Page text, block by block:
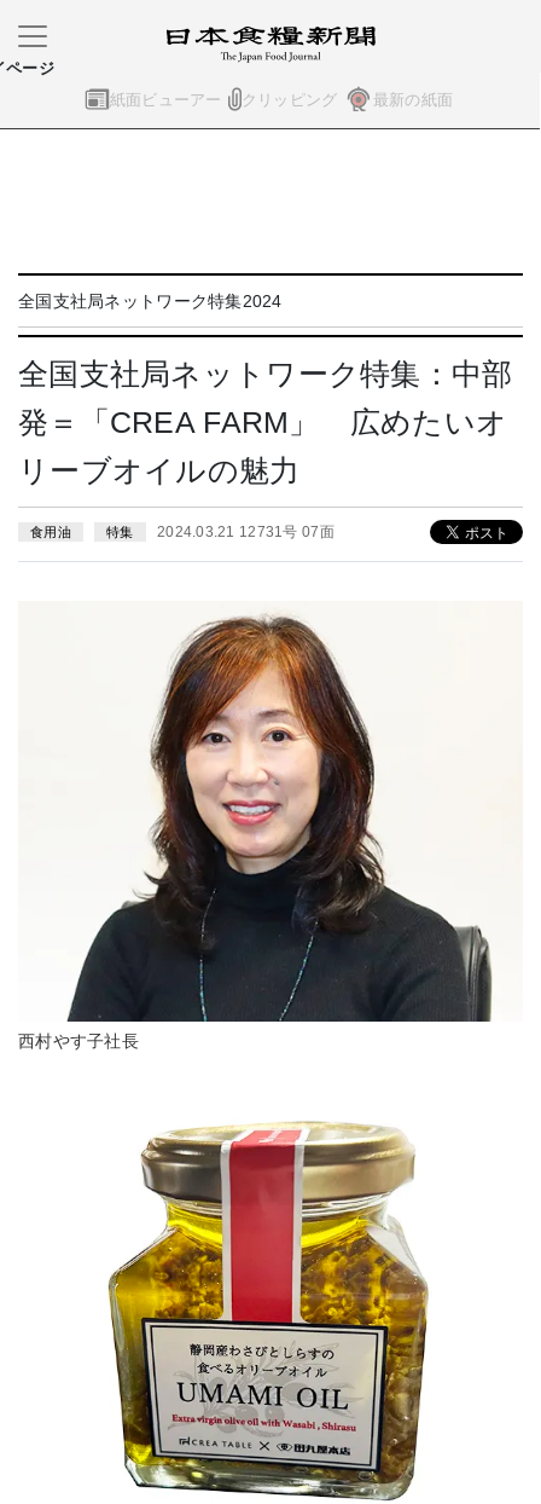
紙面ビューアー クリッピング 最新の紙面
ページ
全国支社局ネットワーク特集2024
全国支社局ネットワーク特集：中部
発＝「CREA FARM」 広めたいオ
リーブオイルの魅力
食用油 特集 2024.03.21 12731号 07面
西村やす子社長